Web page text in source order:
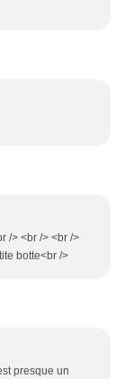
/> <br /> <br />
botte<br />
presque un